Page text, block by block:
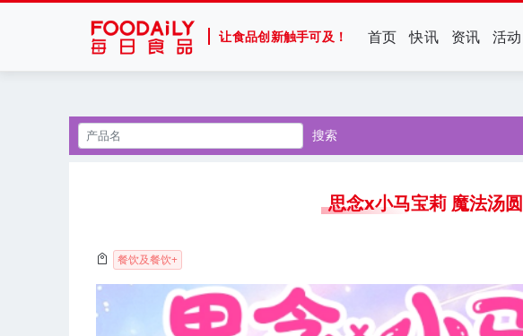
让食品创新触手可及！ 首页 快讯 资讯 活动
搜索
思念x小马宝莉 魔法汤圆
餐饮及餐饮+